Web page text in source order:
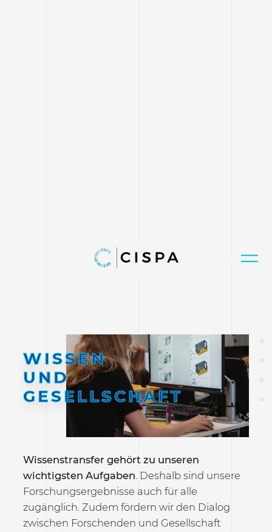
WISSEN
UND
GESELLSCHAFT
Wissenstransfer gehört zu unseren
wichtigsten Aufgaben. Deshalb sind unsere
Forschungsergebnisse auch für alle
zugänglich. Zudem fördern wir den Dialog
zwischen Forschenden und Gesellschaft